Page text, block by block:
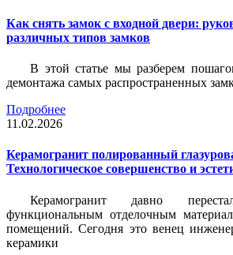
Как снять замок с входной двери:
различных типов замков
В этой статье мы разберем
демонтажа самых распространенных
Подробнее
11.02.2026
Керамогранит полированный
Технологическое совершенство и
Керамогранит давно
функциональным отделочным
помещений. Сегодня это венец
керамики